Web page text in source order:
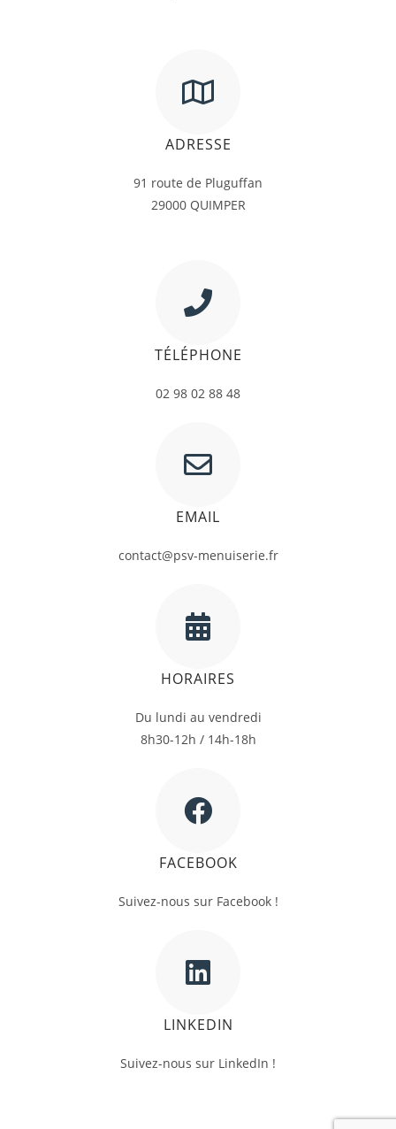
ADRESSE
91 route de Pluguffan
29000 QUIMPER
TÉLÉPHONE
02 98 02 88 48
EMAIL
contact@psv-menuiserie.fr
HORAIRES
Du lundi au vendredi
8h30-12h / 14h-18h
FACEBOOK
Suivez-nous sur Facebook !
LINKEDIN
Suivez-nous sur LinkedIn !